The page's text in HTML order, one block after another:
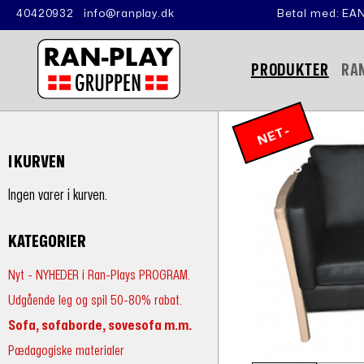
40420932 info@ranplay.dk Betal med:
PRODUKTER
I KURVEN
Ingen varer i kurven.
KATEGORIER
Nyt - NYHEDER i Ran-Plays PROGRAM.
Udgående leg og spil 50-80% rabat.
Sofa, sofaborde, sovesofa m.m.
Pædagogiske materialer
N
E
T
-
P
RI
S